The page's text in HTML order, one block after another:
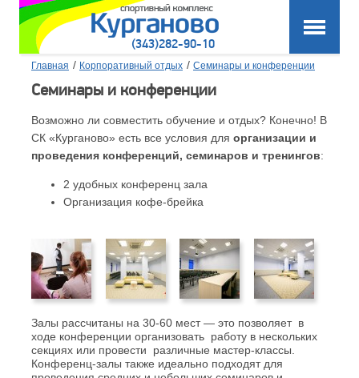
(343)282-90-10
Главная / Корпоративный отдых / Семинары и конференции
Семинары и конференции
Возможно ли совместить обучение и отдых? Конечно! В
СК «Курганово» есть все условия для организации и
проведения конференций, семинаров и тренингов:
2 удобных конференц зала
Организация кофе-брейка
Залы рассчитаны на 30-60 мест — это позволяет в
ходе конференции организовать работу в нескольких
секциях или провести различные мастер-классы.
Конференц-залы также идеально подходят для